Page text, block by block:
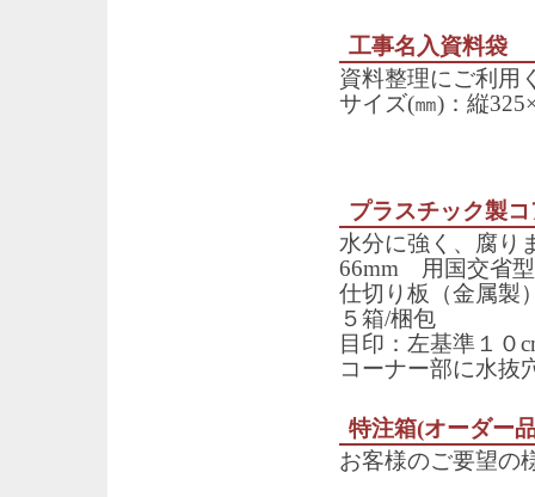
工事名入資料袋
資料整理にご利用
サイズ(㎜)：縦
プラスチック製
水分に強く、腐り
66mm 用国交省型
仕切り板（金属
５箱/梱包
目印：左基準１０
コーナー部に水抜
特注箱(オーダー
お客様のご要望の